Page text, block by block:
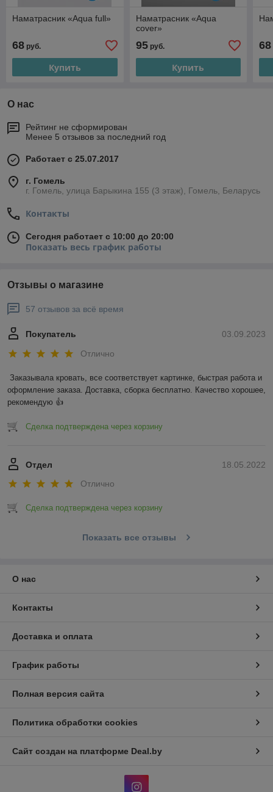
Наматрасник «Aqua full»
68 руб.
Купить
Наматрасник «Aqua
cover»
95руб.
Купить
68
О нас
Рейтинг не сформирован
Менее 5 отзывов за последний год
Работает с 25.07.2017
г. Гомель
г. Гомель, улица Барыкина 155 (3 этаж), Гомель, Беларусь
Контакты
Сегодня работает с 10:00 до 20:00
Показать весь график работы
Отзывы о магазине
57 отзывов за всё время
03.09.2023
Покупатель
Отлично
Заказывала кровать, все соответствует картинке, быстрая работа и
оформление заказа. Доставка, сборка бесплатно. Качество хорошее,
рекомендую 👍
Сделка подтверждена через корзину
18.05.2022
Отдел
Отлично
Сделка подтверждена через корзину
Показать все отзывы
О нас
Контакты
Доставка и оплата
График работы
Полная версия сайта
Политика обработки cookies
Сайт создан на платформе Deal.by